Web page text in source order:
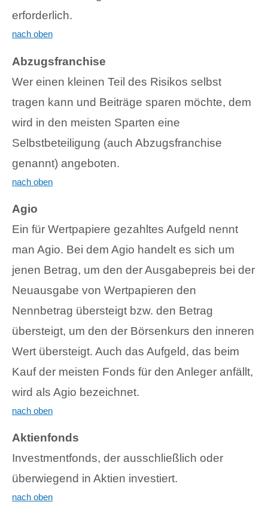
erforderlich.
nach oben
Abzugsfranchise
Wer einen kleinen Teil des Risikos selbst
tragen kann und Beiträge sparen möchte, dem
wird in den meisten Sparten eine
Selbstbeteiligung (auch Abzugsfranchise
genannt) angeboten.
nach oben
Agio
Ein für Wertpapiere gezahltes Aufgeld nennt
man Agio. Bei dem Agio handelt es sich um
jenen Betrag, um den der Ausgabepreis bei der
Neuausgabe von Wertpapieren den
Nennbetrag übersteigt bzw. den Betrag
übersteigt, um den der Börsenkurs den inneren
Wert übersteigt. Auch das Aufgeld, das beim
Kauf der meisten Fonds für den Anleger anfällt,
wird als Agio bezeichnet.
nach oben
Aktienfonds
Investmentfonds, der ausschließlich oder
überwiegend in Aktien investiert.
nach oben